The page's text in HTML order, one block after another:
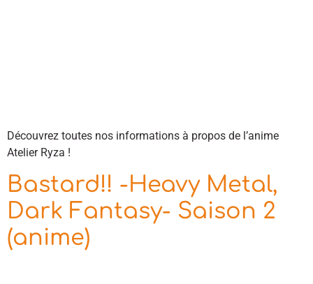
Découvrez toutes nos informations à propos de l’anime
Atelier Ryza !
Bastard!! -Heavy Metal,
Dark Fantasy- Saison 2
(anime)